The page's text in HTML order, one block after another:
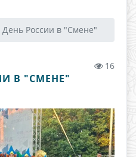
День России в "Смене"
16
В "СМЕНЕ"